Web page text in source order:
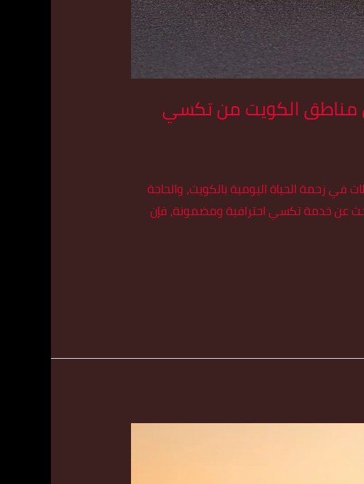
تكسي في كل مناطق الكويت من تكسي
المحافظات في زحمة الحياة اليومية بالكويت، والحاجة
عن خدمة تكسي احترافية ومضمونة، فإن